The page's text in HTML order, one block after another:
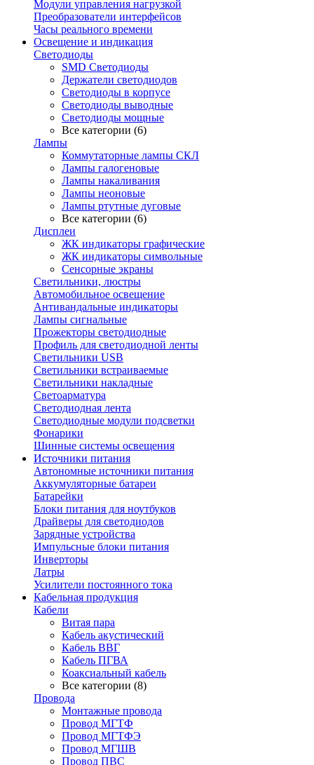
Модули управления нагрузкой
Преобразователи интерфейсов
Часы реального времени
Освещение и индикация
Светодиоды
SMD Светодиоды
Держатели светодиодов
Светодиоды в корпусе
Светодиоды выводные
Светодиоды мощные
Все категории (6)
Лампы
Коммутаторные лампы СКЛ
Лампы галогеновые
Лампы накаливания
Лампы неоновые
Лампы ртутные дуговые
Все категории (6)
Дисплеи
ЖК индикаторы графические
ЖК индикаторы символьные
Сенсорные экраны
Cветильники, люстры
Автомобильное освещение
Антивандальные индикаторы
Лампы сигнальные
Прожекторы светодиодные
Профиль для светодиодной ленты
Светильники USB
Светильники встраиваемые
Светильники накладные
Светоарматура
Светодиодная лента
Светодиодные модули подсветки
Фонарики
Шинные системы освещения
Источники питания
Автономные источники питания
Аккумуляторные батареи
Батарейки
Блоки питания для ноутбуков
Драйверы для светодиодов
Зарядные устройства
Импульсные блоки питания
Инверторы
Латры
Усилители постоянного тока
Кабельная продукция
Кабели
Витая пара
Кабель акустический
Кабель ВВГ
Кабель ПГВА
Коаксиальный кабель
Все категории (8)
Провода
Монтажные провода
Провод МГТФ
Провод МГТФЭ
Провод МГШВ
Провод ПВС